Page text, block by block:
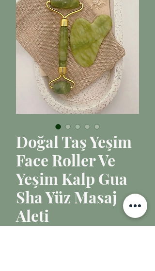
Doğal Taş Yeşim
Face Roller Ve
Yeşim Kalp Gua
Sha Yüz Masaj
Aleti